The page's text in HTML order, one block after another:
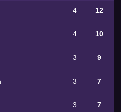
4 12
4 10
3 9
3 7
3 7